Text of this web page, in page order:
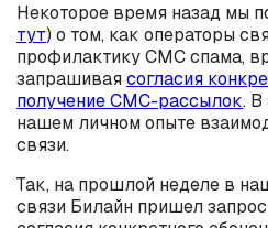
Некоторое время назад мы
тут) о том, как операторы
профилактику СМС спама,
запрашиваясогласия
получение СМС-рассылок. В
нашем личном опыте
связи.
Так, на прошлой неделе в
связи Билайн пришел